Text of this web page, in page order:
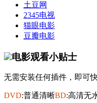
土豆网
2345电视
猫眼电影
豆瓣电影
电影观看小贴士
无需安装任何插件，即可快
DVD:普通清晰BD:高清无